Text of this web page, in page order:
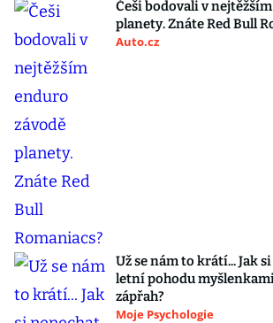
Češi bodovali v
planety. Znáte Red Bull
Auto.cz
Už se nám to krátí... Jak
letní pohodu
zápřah?
Moje Psychologie